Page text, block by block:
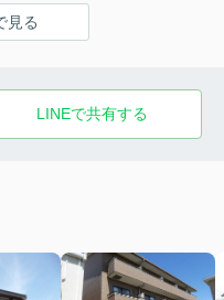
見る
LINEで共有する